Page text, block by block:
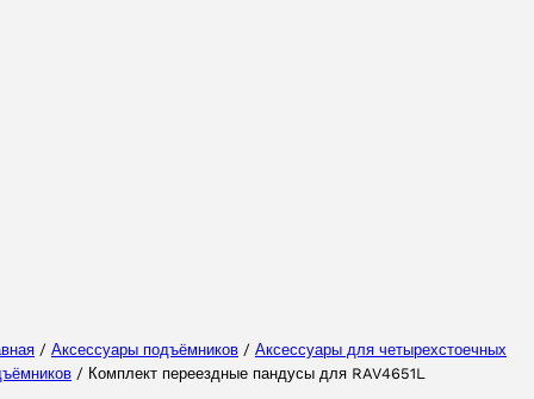
/ Аксессуары подъёмников / Аксессуары для четырехстоечных
/ Комплект переездные пандусы для RAV4651L